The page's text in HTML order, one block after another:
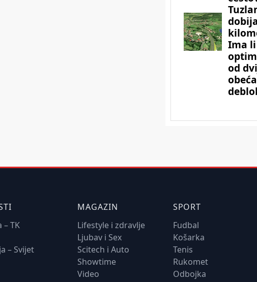
– TK
– Svijet
MAGAZIN
Lifestyle i zdravlje
Ljubav i Sex
Scitech i Auto
Showtime
Video
SPORT
Fudbal
Košarka
Tenis
Rukomet
Odbojka